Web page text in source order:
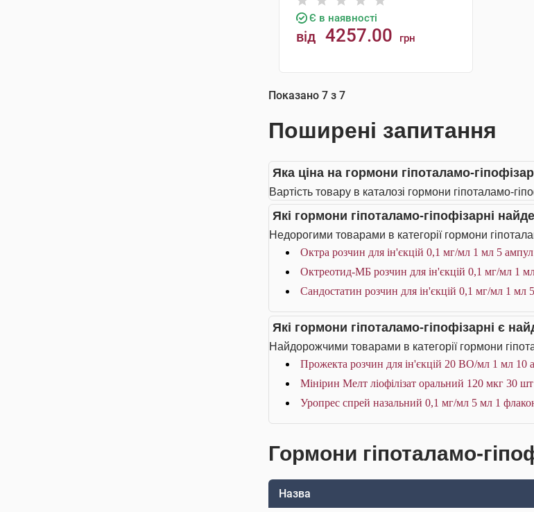
Є в наявності
від 4257.00 грн
Показано 7 з 7
Поширені запитання
Яка ціна на гормони гіпоталамо-
Вартість товару в каталозі гормони гіпоталамо-
Які гормони гіпоталамо-гіпофізарні
Недорогими товарами в категорії гормони
Октра розчин для ін'єкцій 0,1 мг/мл 1 мл 5 ампул
Октреотид-МБ розчин для ін'єкцій 0,1 мг/мл 1
Сандостатин розчин для ін'єкцій 0,1 мг/мл 1 мл
Які гормони гіпоталамо-гіпофізарні є
Найдорожчими товарами в категорії гормони
Прожекта розчин для ін'єкцій 20 ВО/мл 1 мл 10
Мінірин Мелт ліофілізат оральний 120 мкг 30 шт
Уропрес спрей назальний 0,1 мг/мл 5 мл 1
Гормони гіпоталамо-
Назва